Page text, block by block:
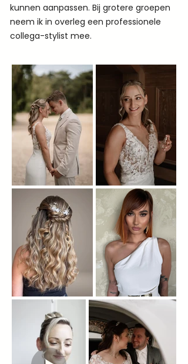
kunnen aanpassen. Bij grotere groepen
neem ik in overleg een professionele
collega-stylist mee.